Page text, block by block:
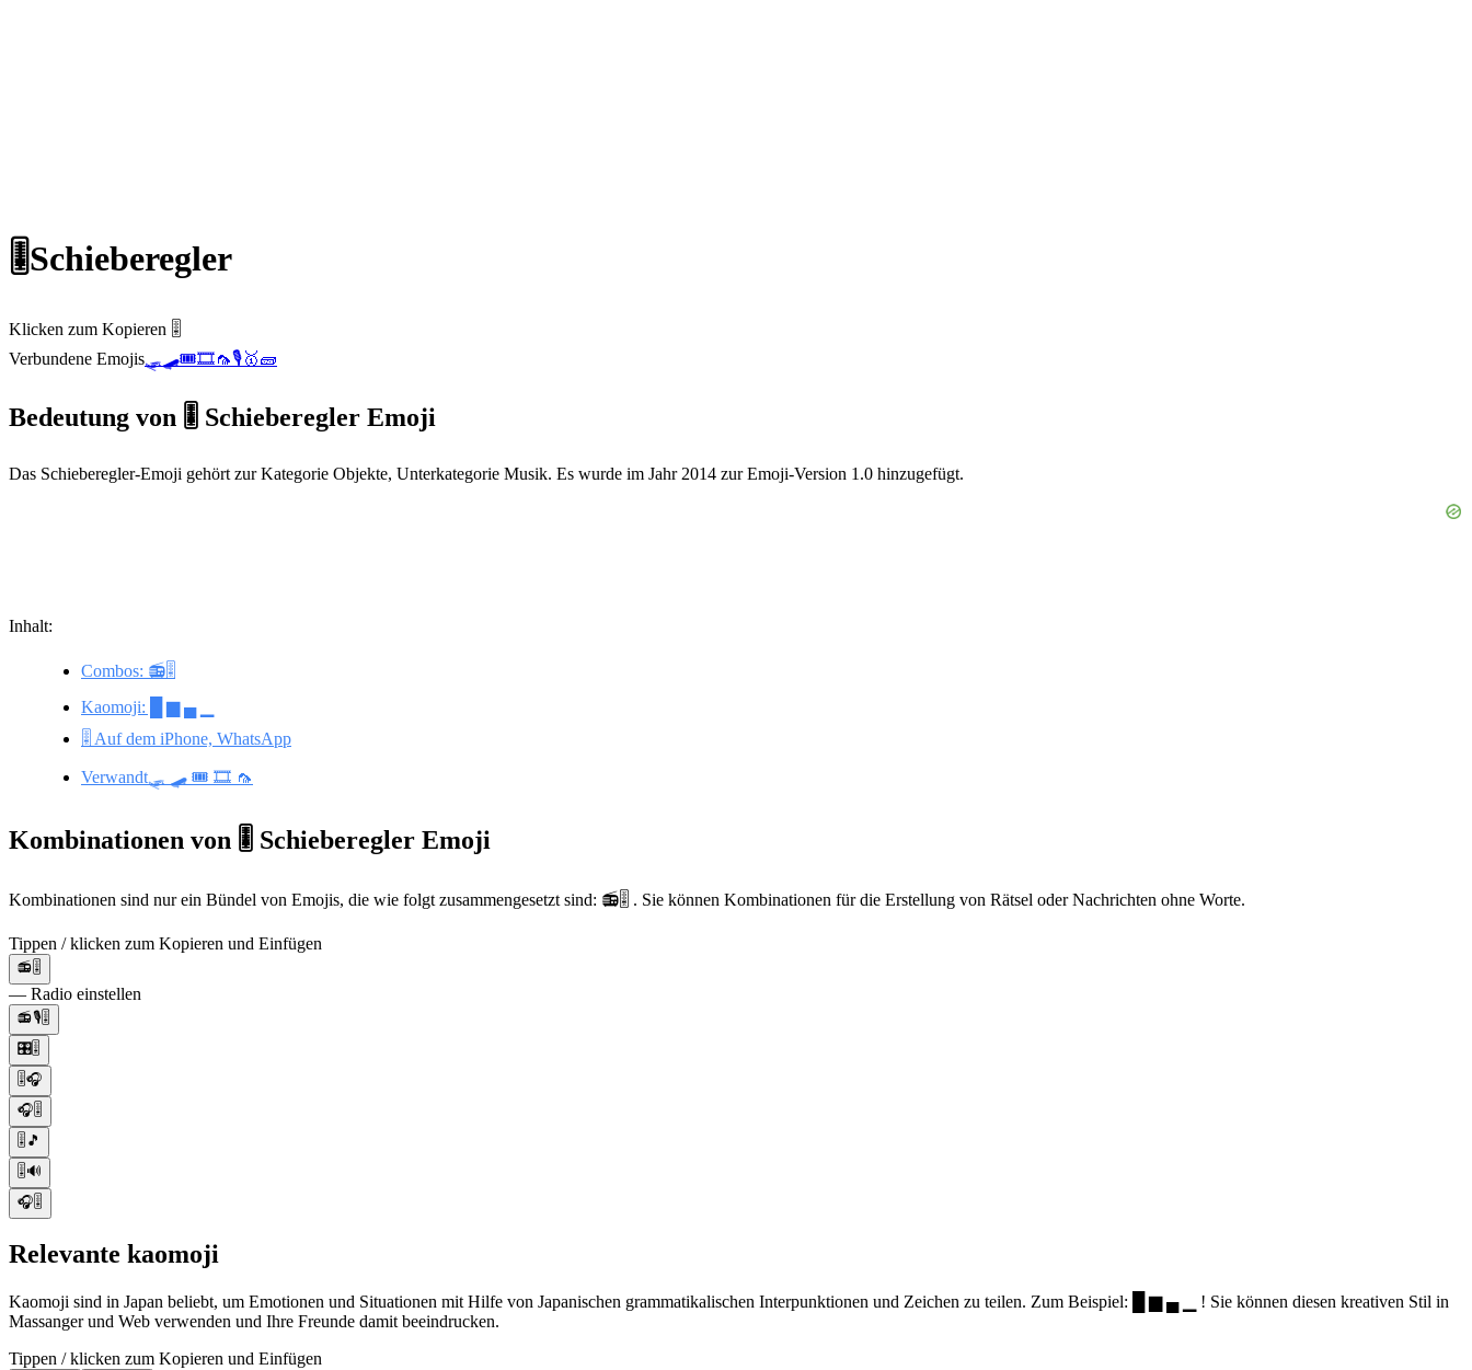
🎚️Schieberegler
Klicken zum Kopieren 🎚️
Verbundene Emojis🛷 🛹🎟️🎞️🦟🎙️🥇🧱
Bedeutung von 🎚️ Schieberegler Emoji
Das Schieberegler-Emoji gehört zur Kategorie Objekte, Unterkategorie Musik. Es wurde im Jahr 2014 zur Emoji-Version 1.0 hinzugefügt.
Inhalt:
Combos: 📻🎚️
Kaomoji: █ ▆ ▄ ▁
🎚️ Auf dem iPhone, WhatsApp
Verwandt🛷 🛹 🎟️ 🎞️ 🦟
Kombinationen von 🎚️ Schieberegler Emoji
Kombinationen sind nur ein Bündel von Emojis, die wie folgt zusammengesetzt sind: 📻🎚️ . Sie können Kombinationen für die Erstellung von Rätsel oder Nachrichten ohne Worte.
Tippen / klicken zum Kopieren und Einfügen
📻🎚️
— Radio einstellen
📻🎙️🎚️
🎛️🎚️
🎚️🎧
🎧🎚️
🎚️🎵
🎚️🔊
🎧🎚️
Relevante kaomoji
Kaomoji sind in Japan beliebt, um Emotionen und Situationen mit Hilfe von Japanischen grammatikalischen Interpunktionen und Zeichen zu teilen. Zum Beispiel: █ ▆ ▄ ▁ ! Sie können diesen kreativen Stil in
Massanger und Web verwenden und Ihre Freunde damit beeindrucken.
Tippen / klicken zum Kopieren und Einfügen